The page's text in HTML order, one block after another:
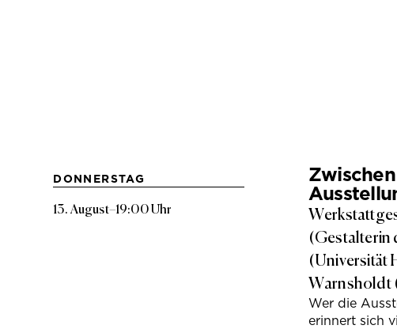
DONNERSTAG
13. August–19:00 Uhr
(Gestalterin
(Universität
Warnsholdt
Wer die
erinnert sich